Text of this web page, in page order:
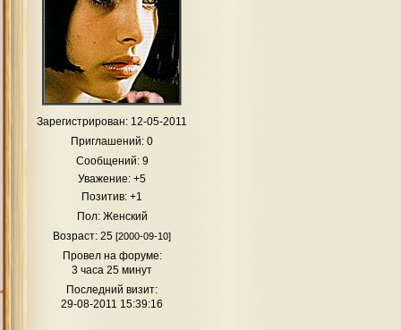
Зарегистрирован: 12-05-2011
Приглашений: 0
Сообщений:9
Уважение: +5
Позитив: +1
Пол:Женский
Возраст: 25 [2000-09-10]
Провел на форуме:
3 часа 25 минут
Последний визит:
29-08-2011 15:39:16